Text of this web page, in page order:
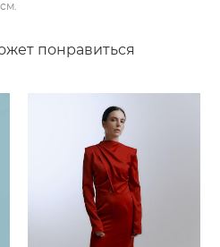
понравиться